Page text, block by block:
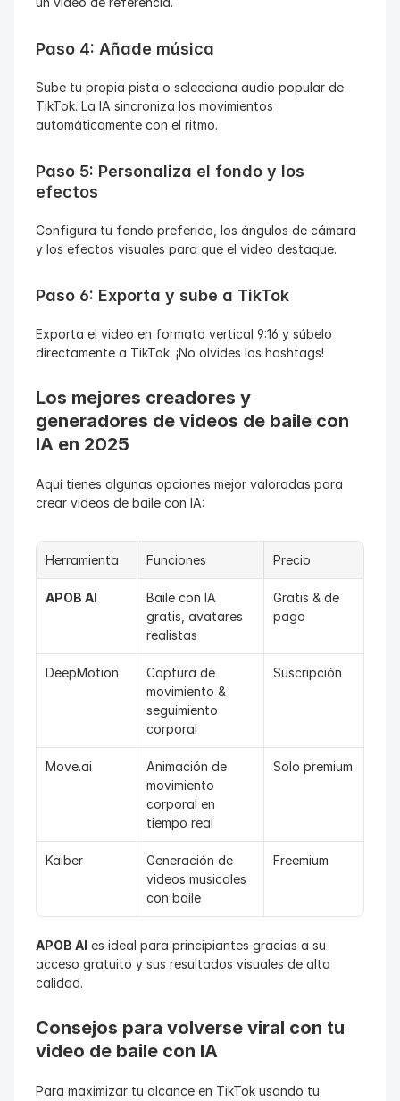
Paso 4: Añade música
Sube tu propia pista o selecciona audio popular de
TikTok. La IA sincroniza los movimientos
automáticamente con el ritmo.
Paso 5: Personaliza el fondo y los
efectos
Configura tu fondo preferido, los ángulos de cámara
y los efectos visuales para que el video destaque.
Paso 6: Exporta y sube a TikTok
Exporta el video en formato vertical 9:16 y súbelo
directamente a TikTok. ¡No olvides los hashtags!
Los mejores creadores y
generadores de videos de baile con
IA en 2025
Aquí tienes algunas opciones mejor valoradas para
crear videos de baile con IA:
Herramienta Funciones Precio
APOB AI
Baile con IA
gratis, avatares
realistas
Gratis & de
pago
DeepMotion
Captura de
movimiento &
seguimiento
corporal
Suscripción
Move.ai
Animación de
movimiento
corporal en
tiempo real
Solo premium
Kaiber
Generación de
videos musicales
con baile
Freemium
APOB AI es ideal para principiantes gracias a su
acceso gratuito y sus resultados visuales de alta
calidad.
Consejos para volverse viral con tu
video de baile con IA